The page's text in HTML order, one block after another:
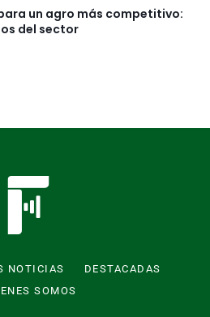
un agro más competitivo:
del sector
NOTICIAS
DESTACADAS
SOMOS